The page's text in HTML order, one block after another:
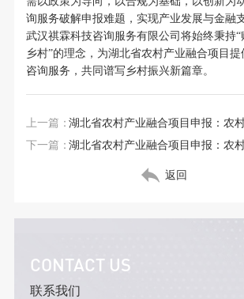
询服务破解申报难题，实现产业发展与金融
武汉祺霖科技咨询服务有限公司将始终秉持
乡村”的理念，为湖北省农村产业融合项目
咨询服务，共同谱写乡村振兴新篇章。
上一篇：
下一篇：
返回
CONTACT US
联系我们